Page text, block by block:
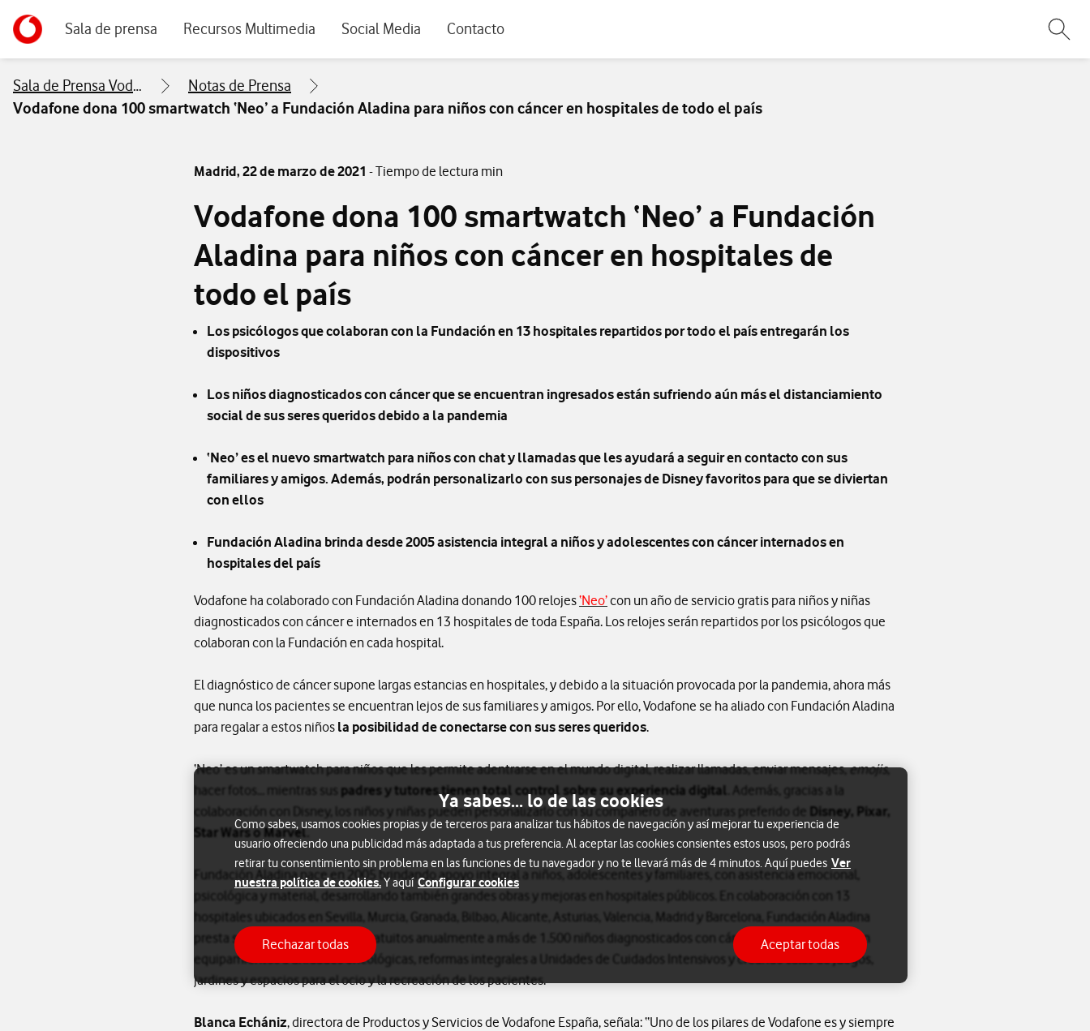
Ir a la pagina principal de vodafone.es
Sala de prensa Recursos Multimedia Social Media Contacto
Sala de Prensa Vodafone
Notas de Prensa
Vodafone dona 100 smartwatch ‘Neo’ a Fundación Aladina para niños con cáncer en hospitales de todo el país
Madrid, 22 de marzo de 2021 - Tiempo de lectura min
Vodafone dona 100 smartwatch ‘Neo’ a Fundación
Aladina para niños con cáncer en hospitales de
todo el país
Los psicólogos que colaboran con la Fundación en 13 hospitales repartidos por todo el país entregarán los
dispositivos
Los niños diagnosticados con cáncer que se encuentran ingresados están sufriendo aún más el distanciamiento
social de sus seres queridos debido a la pandemia
‘Neo’ es el nuevo smartwatch para niños con chat y llamadas que les ayudará a seguir en contacto con sus
familiares y amigos. Además, podrán personalizarlo con sus personajes de Disney favoritos para que se diviertan
con ellos
Fundación Aladina brinda desde 2005 asistencia integral a niños y adolescentes con cáncer internados en
hospitales del país
Vodafone ha colaborado con Fundación Aladina donando 100 relojes‘Neo’con un año de servicio gratis para niños y niñas
diagnosticados con cáncer e internados en 13 hospitales de toda España. Los relojes serán repartidos por los psicólogos que
colaboran con la Fundación en cada hospital.
El diagnóstico de cáncer supone largas estancias en hospitales, y debido a la situación provocada por la pandemia, ahora más
que nunca los pacientes se encuentran lejos de sus familiares y amigos. Por ello, Vodafone se ha aliado con Fundación Aladina
para regalar a estos niños la posibilidad de conectarse con sus seres queridos.
‘Neo’ es un smartwatch para niños que les permite adentrarse en el mundo digital, realizar llamadas, enviar mensajes,emojis,
hacer fotos… mientras sus padres y tutores tienen total control sobre su experiencia digital
. Además, gracias a la
colaboración con Disney, los niños y niñas pueden personalizarlo con su compañero de aventuras preferido de Disney, Pixar,
Star Wars o Marvel.
Fundación Aladina nace en 2005 brindando apoyo integral a niños, adolescentes y familiares, con asistencia emocional,
psicológica y material, desarrollando también grandes obras y mejoras en hospitales públicos. En colaboración con 13
hospitales ubicados en Sevilla, Murcia, Granada, Bilbao, Alicante, Asturias, Valencia, Madrid y Barcelona, Fundación Aladina
presta servicios profesionales gratuitos anualmente a más de 1.500 niños diagnosticados con cáncer, realizando también
equipamientos a unidades oncológicas, reformas integrales a Unidades de Cuidados Intensivos y creando salas de juegos,
jardines y espacios para el ocio y la recreación de los pacientes.
Blanca Echániz, directora de Productos y Servicios de Vodafone España, señala: “Uno de los pilares de Vodafone es y siempre
Ya sabes... lo de las cookies
Como sabes, usamos cookies propias y de terceros para analizar tus hábitos de navegación y así mejorar tu experiencia de
usuario ofreciendo una publicidad más adaptada a tus preferencia. Al aceptar las cookies consientes estos usos, pero podrás
retirar tu consentimiento sin problema en las funciones de tu navegador y no te llevará más de 4 minutos. Aquí puedes Ver
nuestra política de cookies.Y aquí Configurar cookies
Rechazar todas Aceptar todas